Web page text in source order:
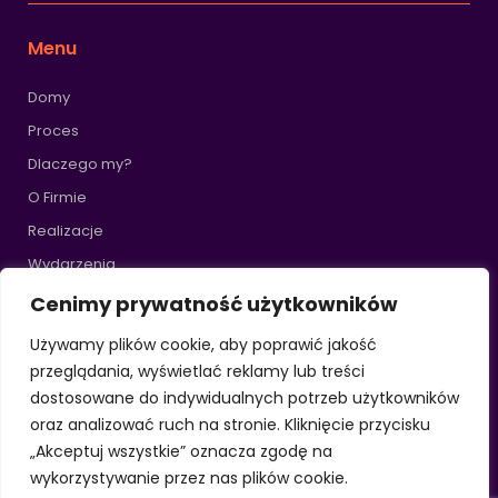
Cenimy prywatność użytkowników
Używamy plików cookie, aby poprawić jakość
przeglądania, wyświetlać reklamy lub treści
dostosowane do indywidualnych potrzeb użytkowników
oraz analizować ruch na stronie. Kliknięcie przycisku
„Akceptuj wszystkie” oznacza zgodę na
wykorzystywanie przez nas plików cookie.
Menu
Domy
Proces
Dlaczego my?
O Firmie
Realizacje
Wydarzenia
Blog
Kontakt
Finansowanie
Zobacz więcej